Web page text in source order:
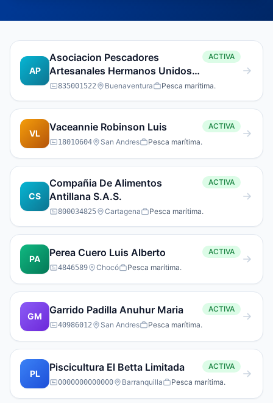
AP
Asociacion Pescadores
Artesanales Hermanos Unidos
Del Pacifico
ACTIVA
835001522 Buenaventura Pesca marítima.
VL
Vaceannie Robinson Luis ACTIVA
18010604 San Andres Pesca marítima.
CS
Compañia De Alimentos
Antillana S.A.S.
ACTIVA
800034825 Cartagena Pesca marítima.
PA
Perea Cuero Luis Alberto ACTIVA
4846589 Chocó Pesca marítima.
GM
Garrido Padilla Anuhur Maria ACTIVA
40986012 San Andres Pesca marítima.
PL
Piscicultura El Betta Limitada ACTIVA
0000000000000 Barranquilla Pesca marítima.